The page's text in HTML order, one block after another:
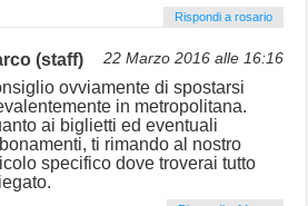
Rispondi a rosario
(staff) 22 Marzo 2016 alle 16:16
ovviamente di spostarsi
in metropolitana.
ai biglietti ed eventuali
ti rimando al nostro
specifico dove troverai tutto